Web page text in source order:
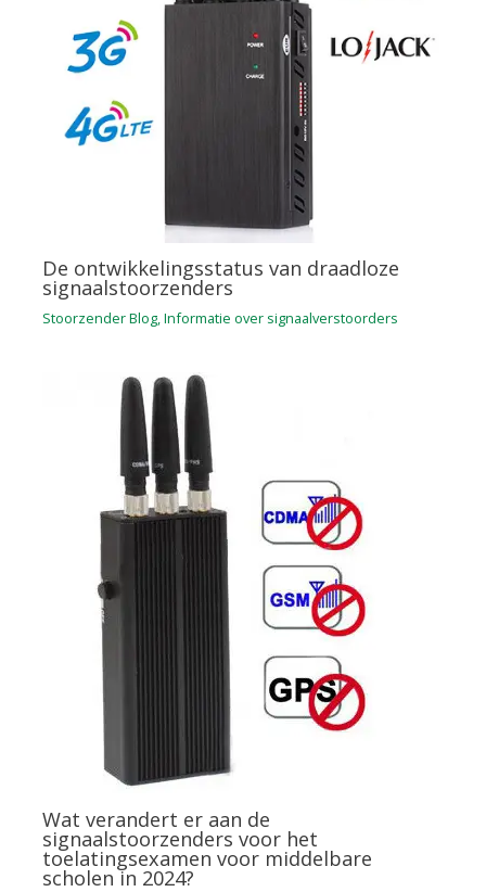
De ontwikkelingsstatus van draadloze
signaalstoorzenders
Stoorzender Blog,Informatie over signaalverstoorders
Wat verandert er aan de
signaalstoorzenders voor het
toelatingsexamen voor middelbare
scholen in 2024?